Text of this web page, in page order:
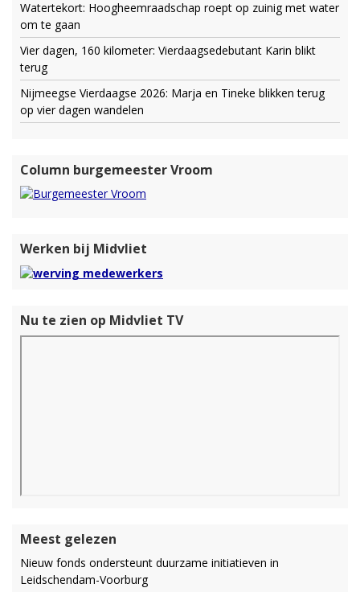
Watertekort: Hoogheemraadschap roept op zuinig met water
om te gaan
Vier dagen, 160 kilometer: Vierdaagsedebutant Karin blikt
terug
Nijmeegse Vierdaagse 2026: Marja en Tineke blikken terug
op vier dagen wandelen
Column burgemeester Vroom
Werken bij Midvliet
Nu te zien op Midvliet TV
Meest gelezen
Nieuw fonds ondersteunt duurzame initiatieven in
Leidschendam-Voorburg